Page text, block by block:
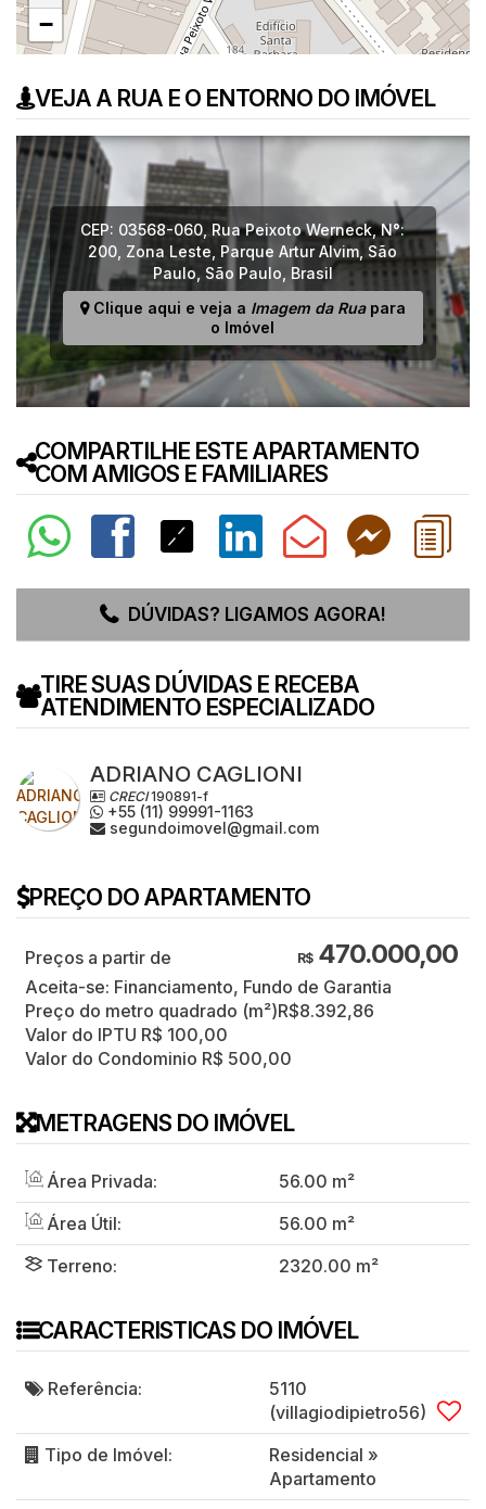
−
VEJA A RUA E O ENTORNO DO IMÓVEL
CEP: 03568-060 ,Rua Peixoto Werneck,N°:
200 Zona Leste Parque Artur Alvim São
Paulo São Paulo Brasil
Clique aqui e veja a Imagem da Ruapara
o Imóvel
COMPARTILHE ESTE APARTAMENTO
COM AMIGOS E FAMILIARES
DÚVIDAS? LIGAMOS AGORA!
TIRE SUAS DÚVIDAS E RECEBA
ATENDIMENTO ESPECIALIZADO
ADRIANO CAGLIONI
CRECI190891-f
+55 (11) 99991-1163
segundoimovel@gmail.com
PREÇO DO APARTAMENTO
R$470.000,00
Aceita-se: Financiamento, Fundo de Garantia
Preço do metro quadrado (m²)R$8.392,86
Valor do IPTU R$ 100,00
Valor do Condominio R$ 500,00
METRAGENS DO IMÓVEL
Área Privada: 56.00 m²
Área Útil:
56.00 m²
Terreno:
2320.00 m²
CARACTERISTICAS DO IMÓVEL
Referência:
5110
(villagiodipietro56)
Tipo de Imóvel:
Residencial »
Apartamento